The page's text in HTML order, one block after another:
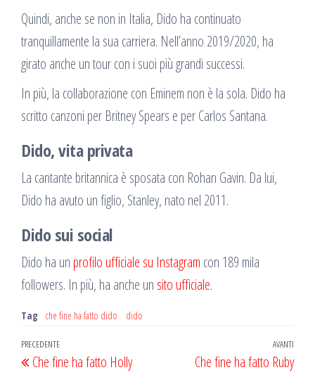
Quindi, anche se non in Italia, Dido ha continuato
tranquillamente la sua carriera. Nell’anno 2019/2020, ha
girato anche un tour con i suoi più grandi successi.
In più, la collaborazione con Eminem non è la sola. Dido ha
scritto canzoni per Britney Spears e per Carlos Santana.
Dido, vita privata
La cantante britannica è sposata con Rohan Gavin. Da lui,
Dido ha avuto un figlio, Stanley, nato nel 2011.
Dido sui social
Dido ha un profilo ufficiale su Instagram con 189 mila
followers. In più, ha anche un sito ufficiale.
Tag che fine ha fatto dido dido
Navigazione
articoli
Articolo
precedente
PRECEDENTE
Che fine ha fatto Holly
AVANTI
Che fine ha fatto Ruby